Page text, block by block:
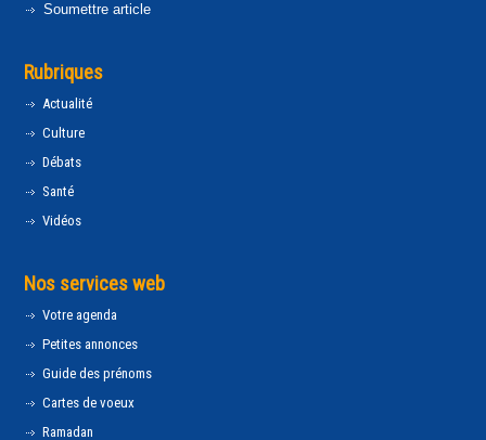
Soumettre article
Rubriques
Actualité
Culture
Débats
Santé
Vidéos
Nos services web
Votre agenda
Petites annonces
Guide des prénoms
Cartes de voeux
Ramadan